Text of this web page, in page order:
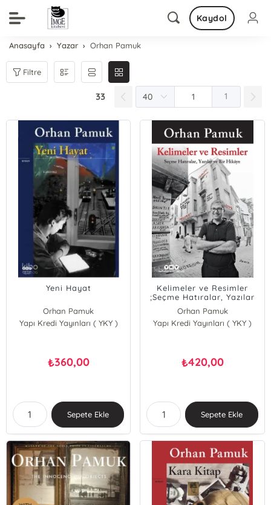
Kaydol
Anasayfa Yazar Orhan Pamuk
Filtre
33 1
Yeni Hayat
Orhan Pamuk
Yapı Kredi Yayınları ( YKY )
₺360,00
Sepete Ekle
Kelimeler ve Resimler
;Seçme Hatıralar, Yazılar
ve Bir Hikâye
Orhan Pamuk
Yapı Kredi Yayınları ( YKY )
₺420,00
Sepete Ekle